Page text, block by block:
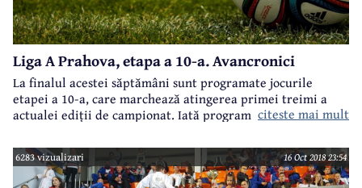
Liga A Prahova, etapa a 10-a. Avancronici
La finalul acestei săptămâni sunt programate jocurile
etapei a 10-a, care marchează atingerea primei treimi a
actualei ediții de campionat. Iată programul jocurilor și
observatorilor.
citeste mai mult
6283 vizualizari 16 Oct 2018 23:54